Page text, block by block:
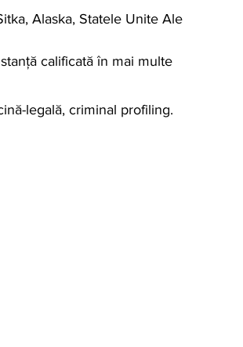
Alaska, Statele Unite Ale
calificată în mai multe
legală, criminal profiling.